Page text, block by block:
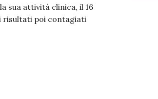
sua attività clinica, il 16
risultati poi contagiati